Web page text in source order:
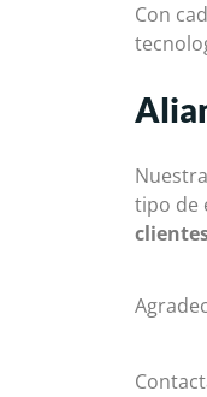
Con
tipo de